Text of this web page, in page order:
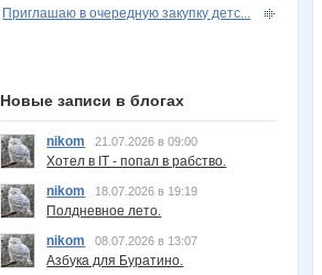
Приглашаю в очередную закупку детс...
Новые записи в блогах
nikom 21.07.2026 в 09:00
Хотел в IT - попал в рабство.
nikom
18.07.2026 в 19:19
Полдневное лето.
nikom
08.07.2026 в 13:07
Азбука для Буратино.